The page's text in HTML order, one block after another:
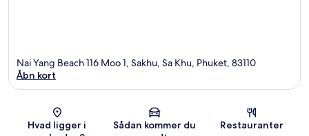
Kort
Nai Yang Beach 116 Moo 1, Sakhu, Sa Khu, Phuket, 83110
Åbn kort
Hvad ligger i
Sådan kommer du
Restauranter